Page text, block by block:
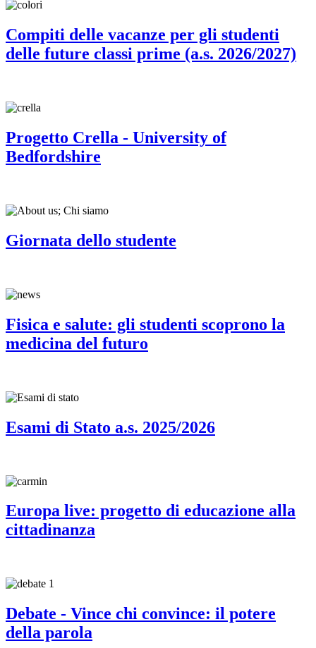
Compiti delle vacanze per gli studenti
delle future classi prime (a.s. 2026/2027)
Progetto Crella - University of
Bedfordshire
Giornata dello studente
Fisica e salute: gli studenti scoprono la
medicina del futuro
Esami di Stato a.s. 2025/2026
Europa live: progetto di educazione alla
cittadinanza
Debate - Vince chi convince: il potere
della parola